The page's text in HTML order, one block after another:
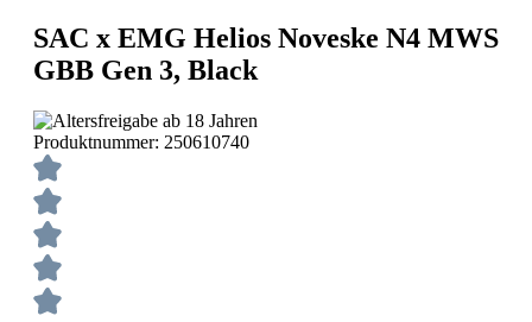
SAC x EMG Helios Noveske N4 MWS
GBB Gen 3, Black
Produktnummer: 250610740